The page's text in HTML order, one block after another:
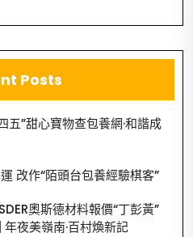
Posts
五”甜心寶物查包養網·和諧成
改作“陌頭台包養經驗棋客”
奧斯德材料報價“丁彭黃”
夜美嶺南·百村煥新記